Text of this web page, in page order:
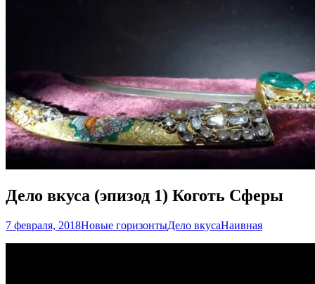
Дело вкуса (эпизод 1) Коготь Сферы
7 февраля, 2018Новые горизонтыДело вкусаНаивная